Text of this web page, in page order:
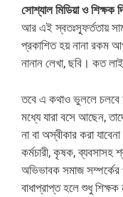
সোশ্যাল মিডিয়া ও শিক্ষক
আর এই স্বতঃস্ফূর্ততায়
প্রকাশিত হয় নানা রকম
নানান লেখা, ছবি। কত
তবে এ কথাও ভুললে চলবে
মধ্যে যারা বসে আছেন,
না বা অস্বীকার করা
কর্মচারী, কৃষক, ব্যবসাসহ
অভিভাবক সমাজ
বাধাপ্রাপ্ত হলে শুধু